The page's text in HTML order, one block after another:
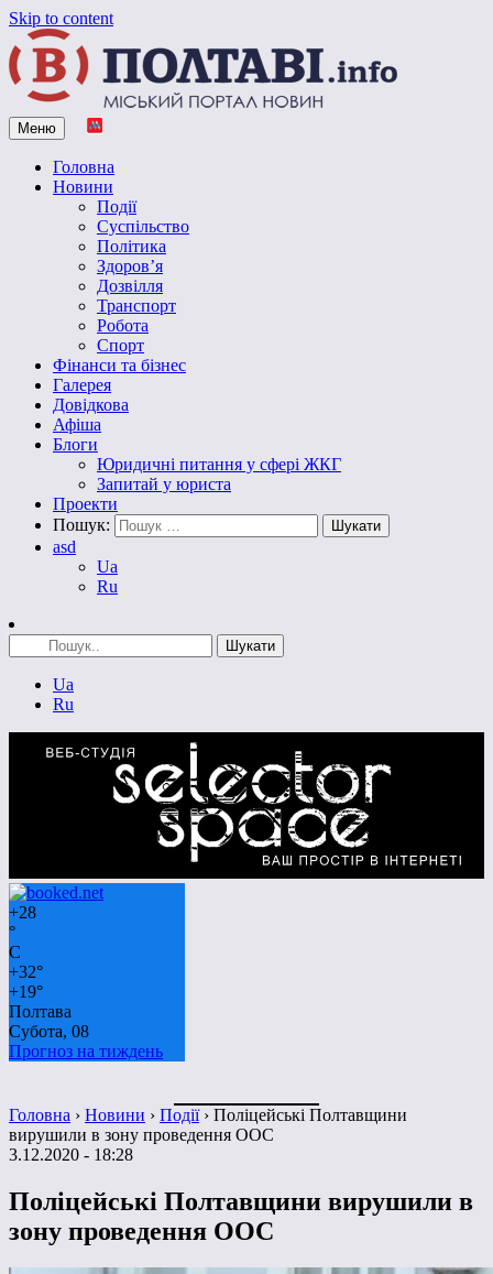
Skip to content
Vpoltave.info
Полтавський портал новин
Меню
Головна
Новини
Події
Суспільство
Політика
Здоров’я
Дозвілля
Транспорт
Робота
Спорт
Фінанси та бізнес
Галерея
Довідкова
Афіша
Блоги
Юридичні питання у сфері ЖКГ
Запитай у юриста
Проекти
Пошук:
asd
Ua
Ru
Ua
Ru
+28
°
C
+32°
+19°
Полтава
Субота, 08
Прогноз на тиждень
Головна › Новини › Події› Поліцейські Полтавщини
вирушили в зону проведення ООС
3.12.2020 - 18:28
Поліцейські Полтавщини вирушили в
зону проведення ООС